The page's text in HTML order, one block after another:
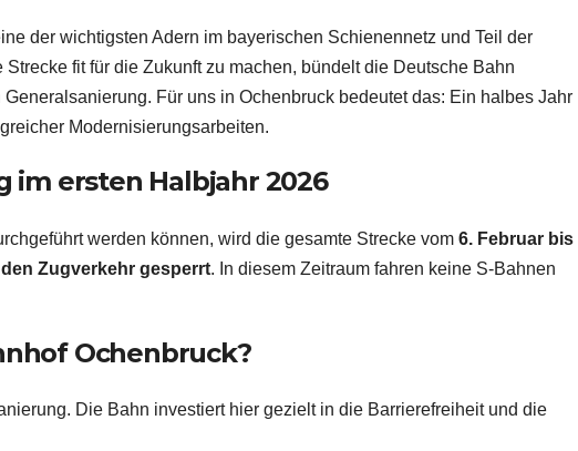
der wichtigsten Adern im bayerischen Schienennetz und Teil der
fit für die Zukunft zu machen, bündelt die Deutsche Bahn
Für uns in Ochenbruck bedeutet das: Ein halbes Jahr
Modernisierungsarbeiten.
im ersten Halbjahr 2026
werden können, wird die gesamte Strecke vom 6. Februar bis
Zugverkehr gesperrt. In diesem Zeitraum fahren keine S-Bahnen
Ochenbruck?
Die Bahn investiert hier gezielt in die Barrierefreiheit und die